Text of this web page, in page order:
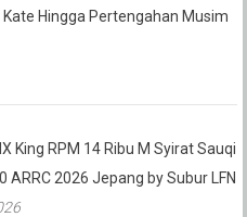
Kate Hingga Pertengahan Musim
King RPM 14 Ribu M Syirat Sauqi
ARRC 2026 Jepang by Subur LFN